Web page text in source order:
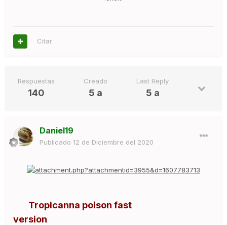
Citar
Respuestas
140
Creado
5 a
Last Reply
5 a
Daniel19
Publicado 12 de Diciembre del 2020
Tropicanna poison fast
version